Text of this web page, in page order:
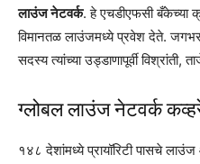
लाउंज नेटवर्क. हे एचडीएफसी बँकेच्या
विमानतळ लाउंजमध्ये प्रवेश देते.
सदस्य त्यांच्या उड्डाणापूर्वी
ग्लोबल लाउंज नेटवर्क
१४८ देशांमध्ये प्रायॉरिटी पासचे